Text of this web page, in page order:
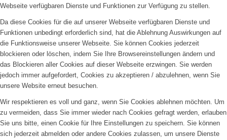
Webseite verfügbaren Dienste und Funktionen zur Verfügung zu stellen.
Da diese Cookies für die auf unserer Webseite verfügbaren Dienste und
Funktionen unbedingt erforderlich sind, hat die Ablehnung Auswirkungen auf
die Funktionsweise unserer Webseite. Sie können Cookies jederzeit
blockieren oder löschen, indem Sie Ihre Browsereinstellungen ändern und
das Blockieren aller Cookies auf dieser Webseite erzwingen. Sie werden
jedoch immer aufgefordert, Cookies zu akzeptieren / abzulehnen, wenn Sie
unsere Website erneut besuchen.
Wir respektieren es voll und ganz, wenn Sie Cookies ablehnen möchten. Um
zu vermeiden, dass Sie immer wieder nach Cookies gefragt werden, erlauben
Sie uns bitte, einen Cookie für Ihre Einstellungen zu speichern. Sie können
sich jederzeit abmelden oder andere Cookies zulassen, um unsere Dienste